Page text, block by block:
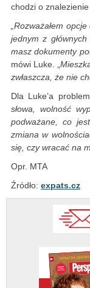
chodzi o
„Rozważałem
jednym z
masz dokumenty
mówi Luke. „
zwłaszcza, że nie
Dla Luke’a
słowa, wolność
podważane, co
zmiana w
się, czy wracać na
Opr. MTA
Źródło: expats.cz